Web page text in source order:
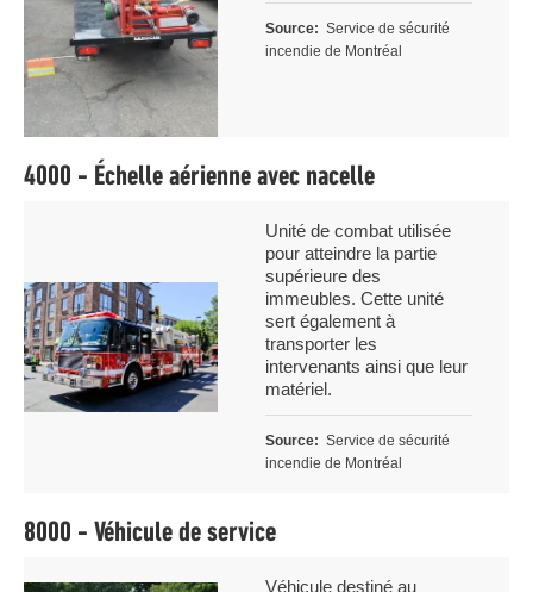
Source
Service de sécurité
incendie de Montréal
4000 - Échelle aérienne avec nacelle
Image
Légende
Unité de combat utilisée
pour atteindre la partie
supérieure des
immeubles. Cette unité
sert également à
transporter les
intervenants ainsi que leur
matériel.
Source
Service de sécurité
incendie de Montréal
8000 - Véhicule de service
Légende
Véhicule destiné au